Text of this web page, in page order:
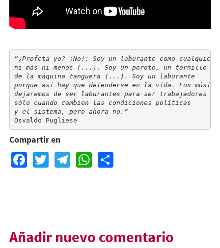
“¿Profeta yo? ¡No!: Soy un laburante como
ni más ni menos (...). Soy un poroto, un tornillo
de la máquina tanguera (...). Soy un laburante
porque así hay que defenderse en la vida. Los
dejaremos de ser laburantes para ser trabajadores
sólo cuando cambien las condiciones políticas
y el sistema, pero ahora no.”
Osvaldo Pugliese
Compartir en
Facebook
TwitterTelegram
WhatsApp
Share
Añadir nuevo comentario